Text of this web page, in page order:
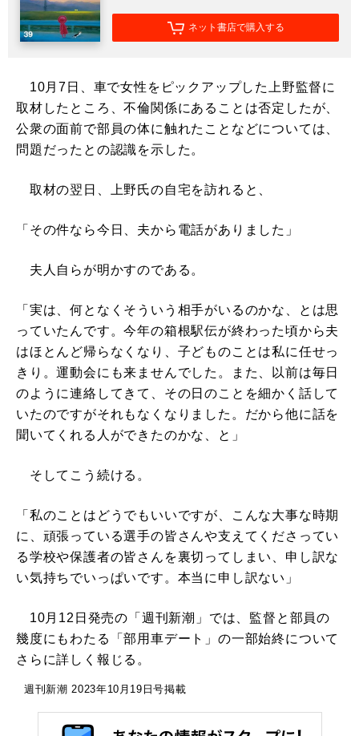
ネット書店で購入する
10月7日、車で女性をピックアップした上野監督に
取材したところ、不倫関係にあることは否定したが、
公衆の面前で部員の体に触れたことなどについては、
問題だったとの認識を示した。
取材の翌日、上野氏の自宅を訪れると、
「その件なら今日、夫から電話がありました」
夫人自らが明かすのである。
「実は、何となくそういう相手がいるのかな、とは思
っていたんです。今年の箱根駅伝が終わった頃から夫
はほとんど帰らなくなり、子どものことは私に任せっ
きり。運動会にも来ませんでした。また、以前は毎日
のように連絡してきて、その日のことを細かく話して
いたのですがそれもなくなりました。だから他に話を
聞いてくれる人ができたのかな、と」
そしてこう続ける。
「私のことはどうでもいいですが、こんな大事な時期
に、頑張っている選手の皆さんや支えてくださってい
る学校や保護者の皆さんを裏切ってしまい、申し訳な
い気持ちでいっぱいです。本当に申し訳ない」
10月12日発売の「週刊新潮」では、監督と部員の
幾度にもわたる「部用車デート」の一部始終について
さらに詳しく報じる。
週刊新潮 2023年10月19日号掲載